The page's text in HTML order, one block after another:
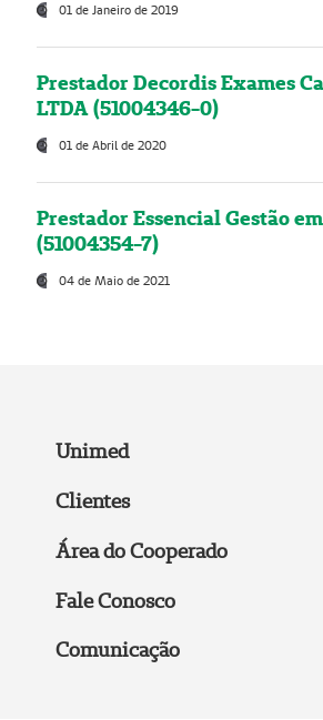
01 de Janeiro de 2019
Prestador Decordis Exames
LTDA (51004346-0)
01 de Abril de 2020
Prestador Essencial Gestão
(51004354-7)
04 de Maio de 2021
Unimed
Clientes
Área do Cooperado
Fale Conosco
Comunicação